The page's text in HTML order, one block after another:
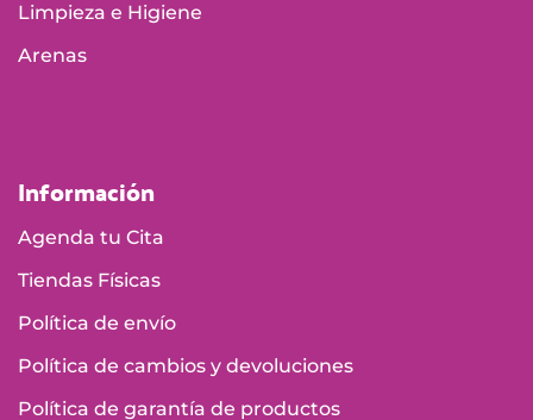
Limpieza e Higiene
Arenas
Información
Agenda tu Cita
Tiendas Físicas
Política de envío
Política de cambios y devoluciones
Política de garantía de productos